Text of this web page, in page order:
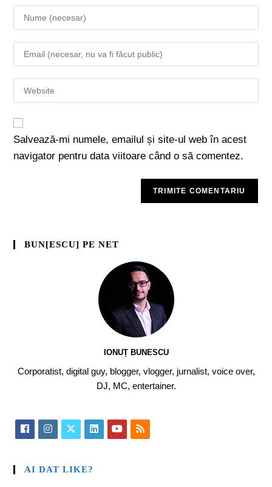
Salvează-mi numele, emailul și site-ul web în acest
navigator pentru data viitoare când o să comentez.
BUN[ESCU] PE NET
IONUȚ BUNESCU
Corporatist, digital guy, blogger, vlogger, jurnalist, voice over,
DJ, MC, entertainer.
AI DAT LIKE?